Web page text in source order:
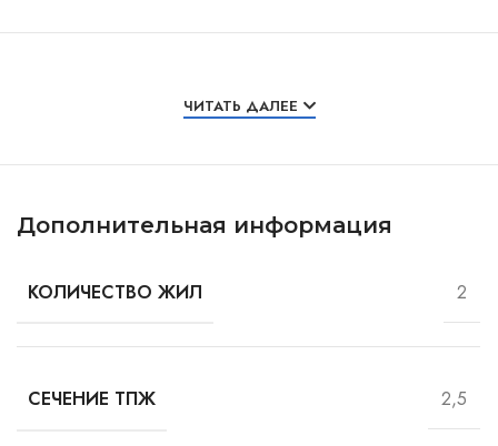
ЧИТАТЬ ДАЛЕЕ
Дополнительная информация
КОЛИЧЕСТВО ЖИЛ 2
СЕЧЕНИЕ ТПЖ 2,5